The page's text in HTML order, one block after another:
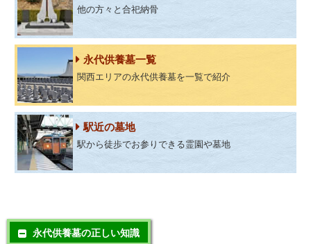
他の方々と合祀納骨
永代供養墓一覧
関西エリアの永代供養墓を一覧で紹介
駅近の墓地
駅から徒歩でお参りできる霊園や墓地
永代供養墓の正しい知識